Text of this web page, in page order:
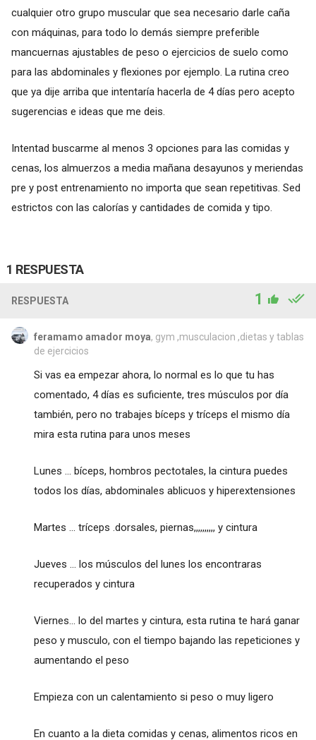
cualquier otro grupo muscular que sea necesario darle caña
con máquinas, para todo lo demás siempre preferible
mancuernas ajustables de peso o ejercicios de suelo como
para las abdominales y flexiones por ejemplo. La rutina creo
que ya dije arriba que intentaría hacerla de 4 días pero acepto
sugerencias e ideas que me deis.
Intentad buscarme al menos 3 opciones para las comidas y
cenas, los almuerzos a media mañana desayunos y meriendas
pre y post entrenamiento no importa que sean repetitivas. Sed
estrictos con las calorías y cantidades de comida y tipo.
1 RESPUESTA
RESPUESTA 1
feramamo amador moya, gym ,musculacion ,dietas y tablas
de ejercicios
Si vas ea empezar ahora, lo normal es lo que tu has
comentado, 4 días es suficiente, tres músculos por día
también, pero no trabajes bíceps y tríceps el mismo día
mira esta rutina para unos meses
Lunes ... bíceps, hombros pectotales, la cintura puedes
todos los días, abdominales ablicuos y hiperextensiones
Martes ... tríceps .dorsales, piernas,,,,,,,,,, y cintura
Jueves ... los músculos del lunes los encontraras
recuperados y cintura
Viernes... lo del martes y cintura, esta rutina te hará ganar
peso y musculo, con el tiempo bajando las repeticiones y
aumentando el peso
Empieza con un calentamiento si peso o muy ligero
En cuanto a la dieta comidas y cenas, alimentos ricos en